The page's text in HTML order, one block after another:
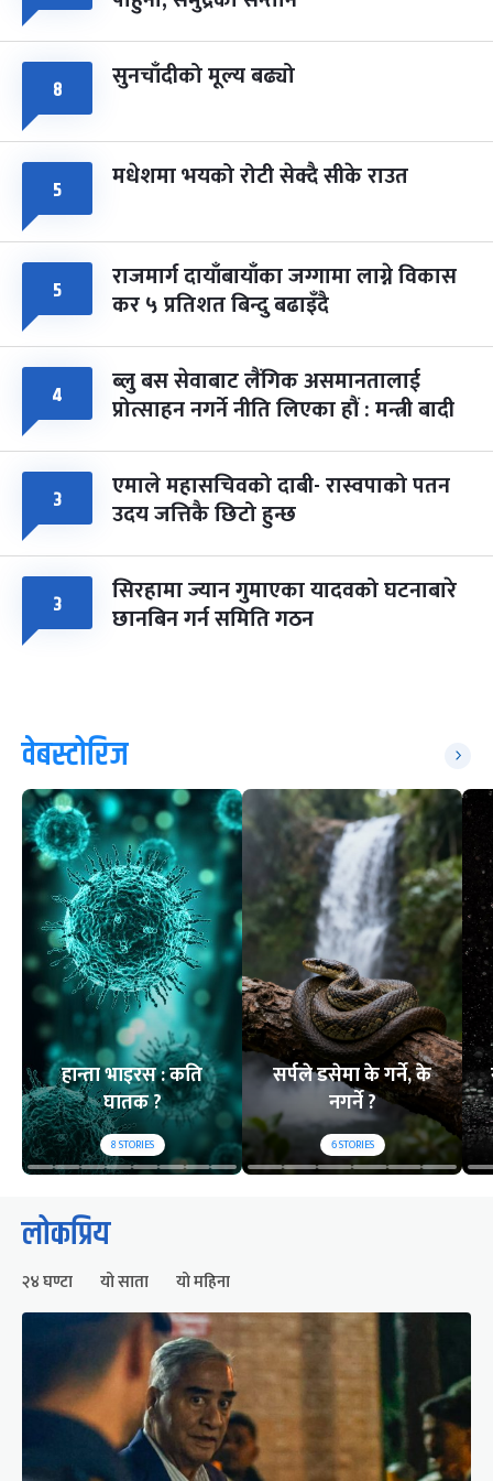
८ सुनचाँदीको मूल्य बढ्यो
५ मधेशमा भयको रोटी सेक्दै सीके राउत
५ राजमार्ग दायाँबायाँका जग्गामा लाग्ने विकास
कर ५ प्रतिशत बिन्दु बढाइँदै
४ ब्लु बस सेवाबाट लैंगिक असमानतालाई
प्रोत्साहन नगर्ने नीति लिएका हौं : मन्त्री बादी
३ एमाले महासचिवको दाबी- रास्वपाको पतन
उदय जत्तिकै छिटो हुन्छ
३ सिरहामा ज्यान गुमाएका यादवको घटनाबारे
छानबिन गर्न समिति गठन
वेबस्टोरिज
हान्ता भाइरस : कति
घातक ?
8STORIES
सर्पले डसेमा के गर्ने, के
नगर्ने ?
6STORIES
लोकप्रिय
२४ घण्टा यो साता यो महिना